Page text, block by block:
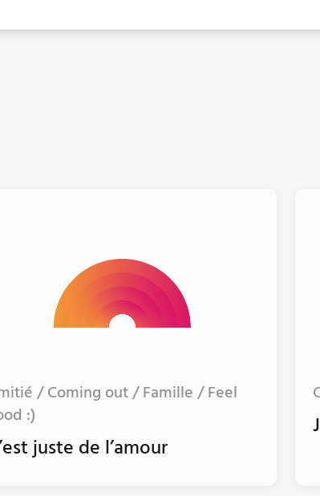
/ Coming out / Famille / Feel
:)
juste de l’amour